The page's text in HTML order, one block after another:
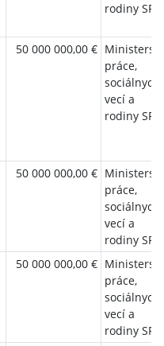
rodiny SR
50 000 000,00 €
práce,
sociálnych
vecí a
rodiny SR
50 000 000,00 €
práce,
sociálnych
vecí a
rodiny SR
50 000 000,00 €
práce,
sociálnych
vecí a
rodiny SR